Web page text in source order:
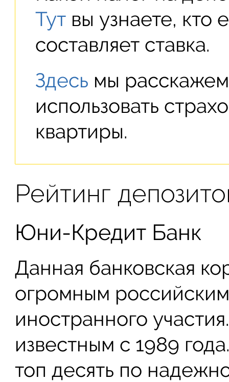
Тут вы узнаете, кто
составляет ставка.
Здесь мы
использовать
квартиры.
Рейтинг
Юни-Кредит Банк
Данная банковская
огромным
иностранного
известным с 1989
топ десять по